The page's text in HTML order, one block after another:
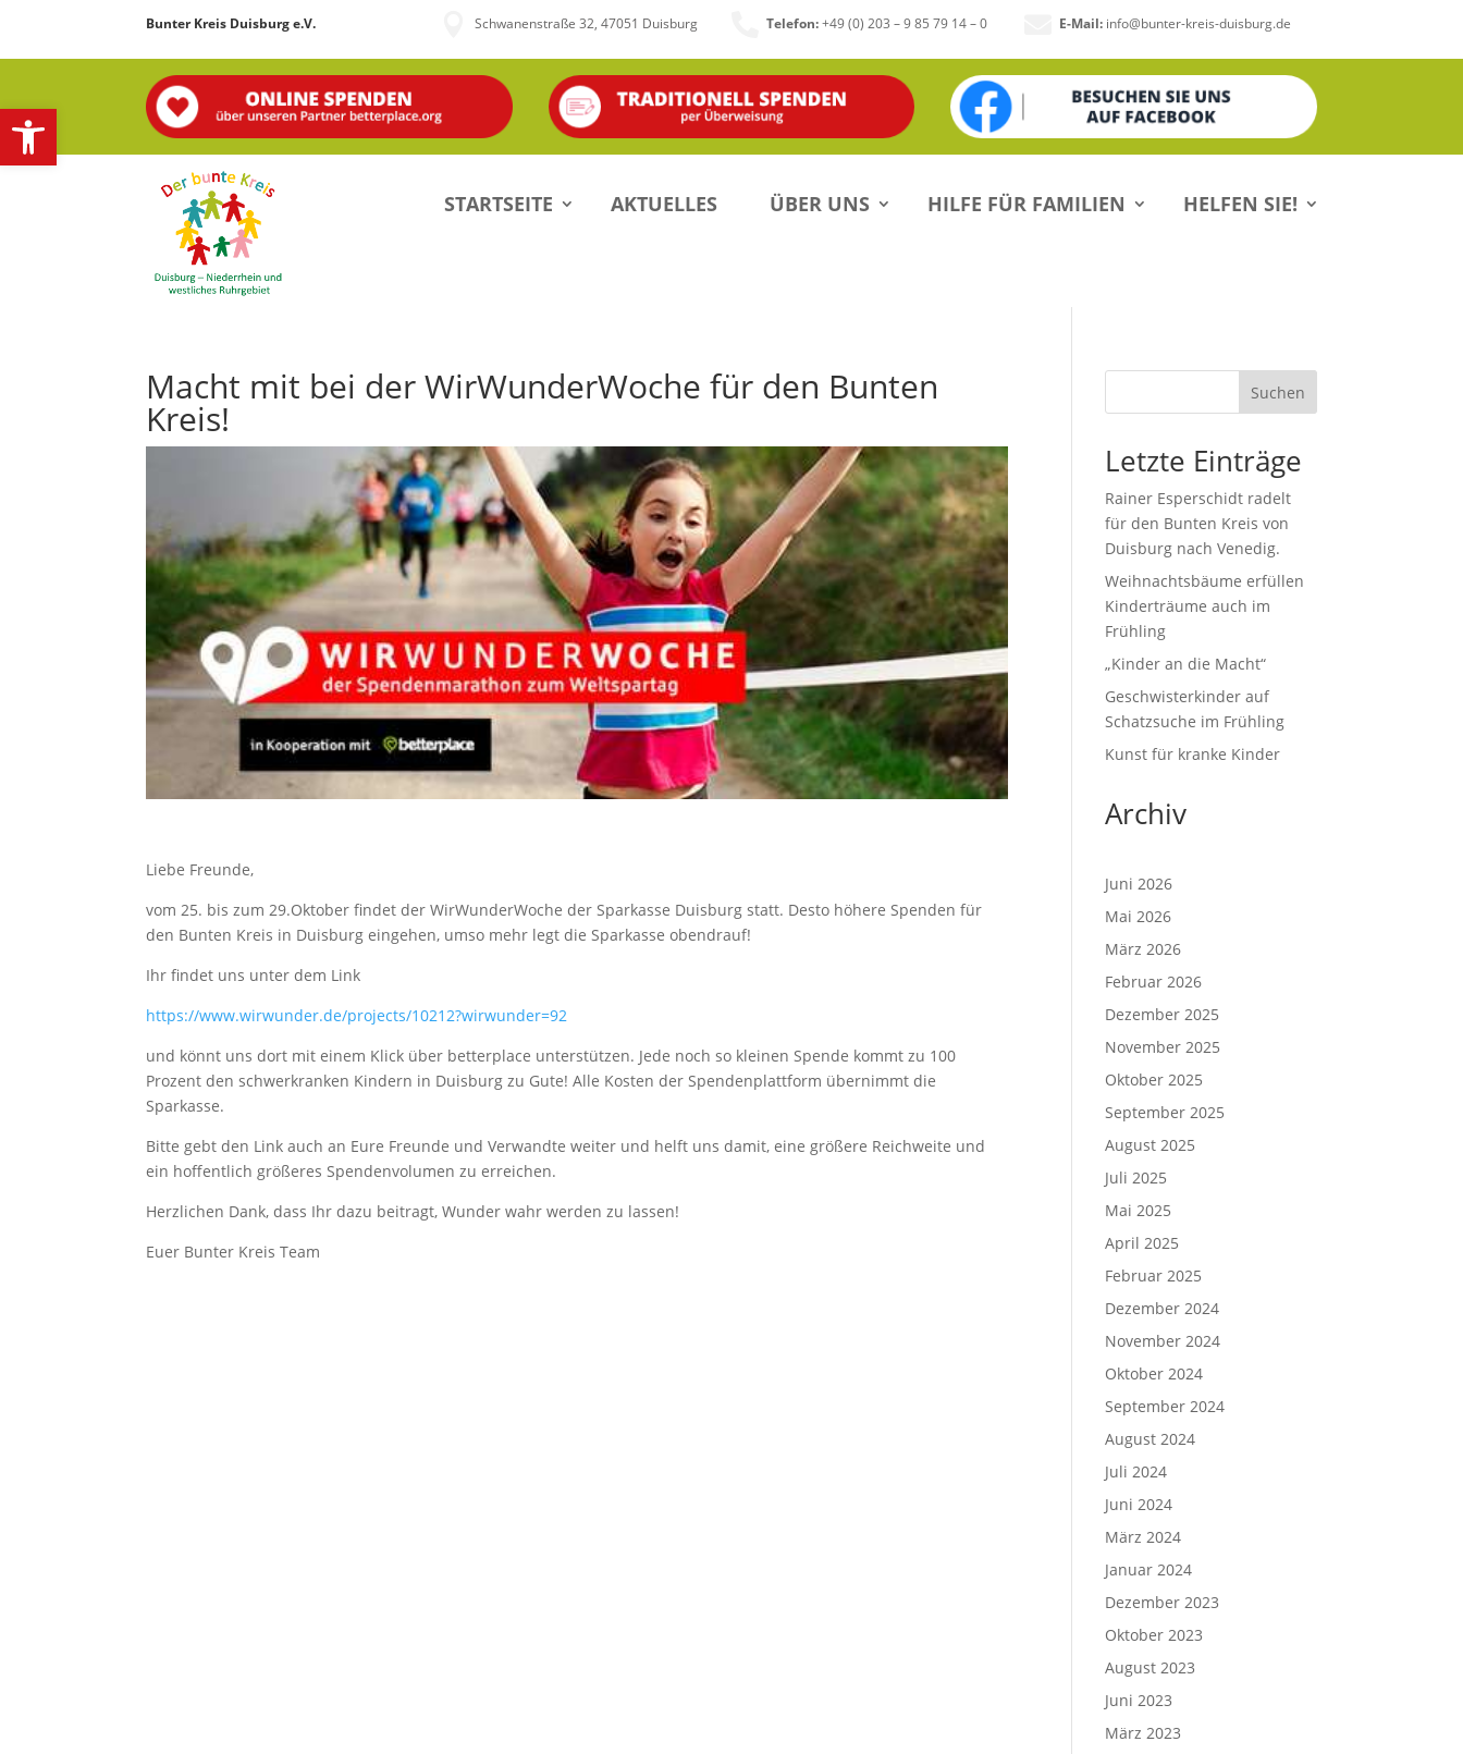
Open toolbar
Bunter Kreis Duisburg e.V. Schwanenstraße 32, 47051 Duisburg Telefon:+49 (0) 203 – 9 85 79 14 – 0 E-Mail: info@bunter-kreis-duisburg.de
STARTSEITE AKTUELLES ÜBER UNS HILFE FÜR FAMILIEN HELFEN SIE!
Macht mit bei der WirWunderWoche für den Bunten
Kreis!
Liebe Freunde,
vom 25. bis zum 29.Oktober findet der WirWunderWoche der Sparkasse Duisburg statt. Desto höhere Spenden für
den Bunten Kreis in Duisburg eingehen, umso mehr legt die Sparkasse obendrauf!
Ihr findet uns unter dem Link
https://www.wirwunder.de/projects/10212?wirwunder=92
und könnt uns dort mit einem Klick über betterplace unterstützen. Jede noch so kleinen Spende kommt zu 100
Prozent den schwerkranken Kindern in Duisburg zu Gute! Alle Kosten der Spendenplattform übernimmt die
Sparkasse.
Bitte gebt den Link auch an Eure Freunde und Verwandte weiter und helft uns damit, eine größere Reichweite und
ein hoffentlich größeres Spendenvolumen zu erreichen.
Herzlichen Dank, dass Ihr dazu beitragt, Wunder wahr werden zu lassen!
Euer Bunter Kreis Team
Suchen
Letzte Einträge
Rainer Esperschidt radelt
für den Bunten Kreis von
Duisburg nach Venedig.
Weihnachtsbäume erfüllen
Kinderträume auch im
Frühling
„Kinder an die Macht“
Geschwisterkinder auf
Schatzsuche im Frühling
Kunst für kranke Kinder
Archiv
Juni 2026
Mai 2026
März 2026
Februar 2026
Dezember 2025
November 2025
Oktober 2025
September 2025
August 2025
Juli 2025
Mai 2025
April 2025
Februar 2025
Dezember 2024
November 2024
Oktober 2024
September 2024
August 2024
Juli 2024
Juni 2024
März 2024
Januar 2024
Dezember 2023
Oktober 2023
August 2023
Juni 2023
März 2023